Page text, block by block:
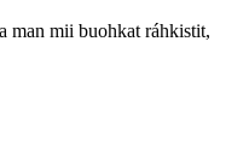
man mii buohkat ráhkistit,